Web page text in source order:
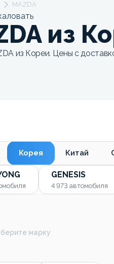
MAZDA
из
из Кореи. Цены с
Корея Китай
GENESIS
4 973 автомобиля
марку